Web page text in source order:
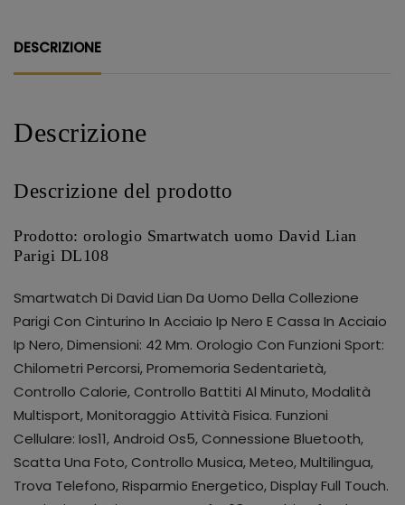
DESCRIZIONE
Descrizione
Descrizione del prodotto
Prodotto: orologio Smartwatch uomo David Lian
Parigi DL108
Smartwatch Di David Lian Da Uomo Della Collezione
Parigi Con Cinturino In Acciaio Ip Nero E Cassa In Acciaio
Ip Nero, Dimensioni: 42 Mm. Orologio Con Funzioni Sport:
Chilometri Percorsi, Promemoria Sedentarietà,
Controllo Calorie, Controllo Battiti Al Minuto, Modalità
Multisport, Monitoraggio Attività Fisica. Funzioni
Cellulare: Ios11, Android Os5, Connessione Bluetooth,
Scatta Una Foto, Controllo Musica, Meteo, Multilingua,
Trova Telefono, Risparmio Energetico, Display Full Touch.